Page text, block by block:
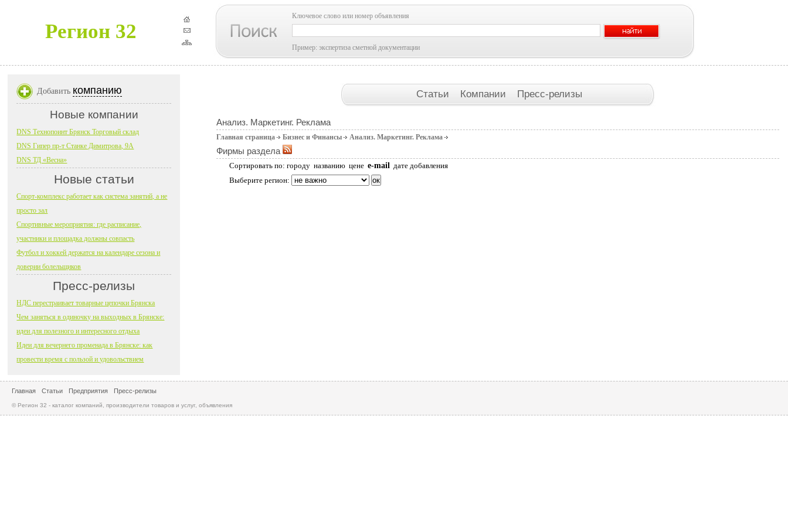
Регион 32
Ключевое слово или номер объявления
Пример: экспертиза сметной документации
Статьи Компании Пресс-релизы
Анализ. Маркетинг. Реклама
Главная страница Бизнес и Финансы Анализ. Маркетинг. Реклама
Фирмы раздела
Сортировать по: городу названию цене e-mail дате добавления
Выберите регион:
Добавить компанию
Новые компании
DNS Технопоинт Брянск Торговый склад
DNS Гипер пр-т Станке Димитрова, 9А
DNS ТД «Весна»
Новые статьи
Спорт-комплекс работает как система занятий, а не
просто зал
Спортивные мероприятия: где расписание,
участники и площадка должны совпасть
Футбол и хоккей держатся на календаре сезона и
доверии болельщиков
Пресс-релизы
НДС перестраивает товарные цепочки Брянска
Чем заняться в одиночку на выходных в Брянске:
идеи для полезного и интересного отдыха
Идеи для вечернего променада в Брянске: как
провести время с пользой и удовольствием
Главная Статьи Предприятия Пресс-релизы
© Регион 32 - каталог компаний, производители товаров и услуг, объявления